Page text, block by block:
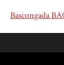
Bascongada